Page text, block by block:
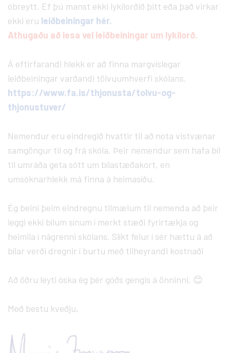
óbreytt. Ef þú manst ekki lykilorðið þitt eða það virkar
ekki eru leiðbeiningar hér.
Athugaðu að lesa vel leiðbeiningar um lykilorð.
Á eftirfarandi hlekk er að finna margvíslegar
leiðbeiningar varðandi tölvuumhverfi skólans.
https://www.fa.is/thjonusta/tolvu-og-
thjonustuver/
Nemendur eru eindregið hvattir til að nota vistvænar
samgöngur til og frá skóla. Þeir nemendur sem hafa bíl
til umráða geta sótt um bílastæðakort, en
umsóknarhlekk má finna á heimasíðu.
Ég beini þeim eindregnu tilmælum til nemenda að þeir
leggi ekki bílum sínum í merkt stæði fyrirtækja og
heimila í nágrenni skólans. Slíkt felur í sér hættu á að
bílar verði dregnir í burtu með tilheyrandi kostnaði
Að öðru leyti óska ég þér góðs gengis á önninni. 😊
Með bestu kveðju,